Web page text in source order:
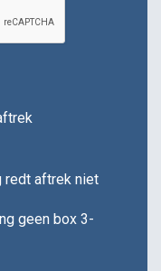
redt aftrek niet
geen box 3-